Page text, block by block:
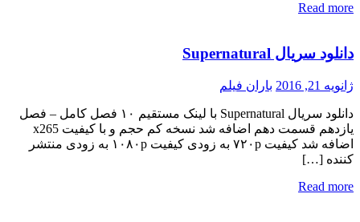
Read more
دانلود سریال Supernatural
ژانویه 21, 2016 باران فیلم
دانلود سریال Supernatural با لینک مستقیم ۱۰ فصل کامل – فصل
یازدهم قسمت دهم اضافه شد نسخه کم حجم و با کیفیت x265
اضافه شد کیفیت ۷۲۰p به زودی کیفیت ۱۰۸۰p به زودی منتشر
کننده […]
Read more